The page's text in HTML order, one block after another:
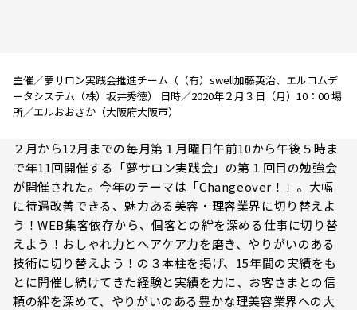
主催／夢サロン実践会推進チーム（（有）swell加藤英治、エルコムデ
ータシステム（株）坂井秀徳） 日時／2020年２月３日（月）10：00 場
所／エルおおさか（大阪府大阪市）
２月から12月までの毎月第１月曜日午前10から午後５時ま
で年11回開催する「夢サロン実践会」の第１回目の勉強会
が開催された。今年のテーマは「Changeover！」。大幅
に待遇改善できる、魅力ある美容・理容業界に切り替えよ
う！WEB集客依存から、個客との絆を深める仕事に切り替
えよう！おしゃれ力とヘアケア力を磨き、やりがいのある
技術に切り替えよう！の３本柱を掲げ、15年間の実績をも
とに開催し続けてきた経験と実績を力に、お客さまとの信
頼の絆を深めて、やりがいのある豊かな理美容業界への大